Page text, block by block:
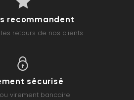
recommandent
retours de nos clients
sécurisé
ou virement bancaire